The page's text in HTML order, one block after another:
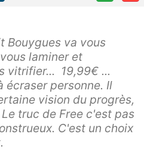
Bouygues va vous
laminer et
vitrifier... 19,99€ ...
écraser personne. Il
vision du progrès,
truc de Free c'est pas
C'est un choix